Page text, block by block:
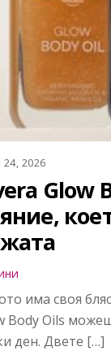
2026
Glow
има своя
Body Oils
ден. Двете […]